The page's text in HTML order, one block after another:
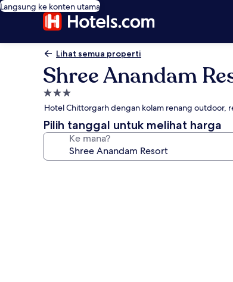
Langsung ke konten utama
Lihat semua properti
Shree Anandam
Properti
bintang
3.0
Hotel Chittorgarh dengan kolam renang outdoor,
Pilih tanggal untuk melihat harga
Ke mana?